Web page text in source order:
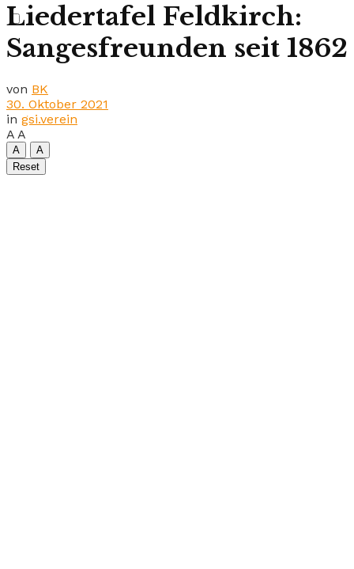
Liedertafel Feldkirch:
Sangesfreunden seit 1862
von BK
30. Oktober 2021
in gsi.verein
A A
A
A
Reset